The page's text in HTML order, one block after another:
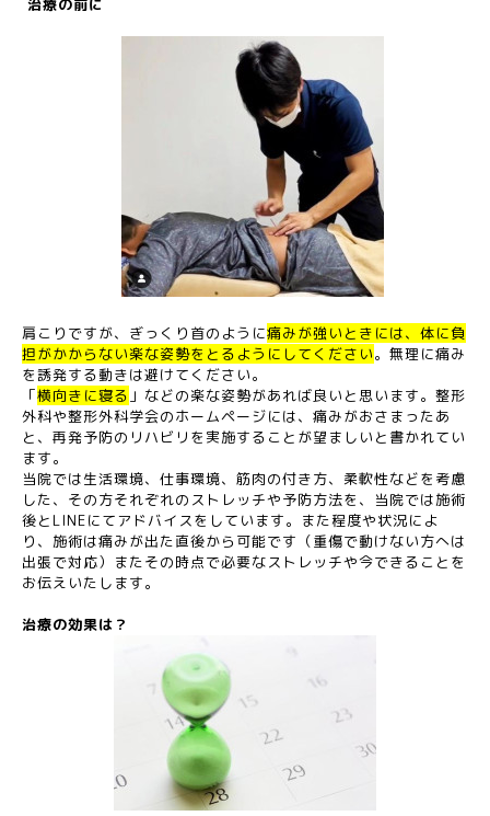
治療の前に
肩こりですが、ぎっくり首のように痛みが強いときには、体に負
担がかからない楽な姿勢をとるようにしてください。無理に痛み
を誘発する動きは避けてください。
「横向きに寝る 」などの楽な姿勢があれば良いと思います。整形
外科や整形外科学会のホームページには、痛みがおさまったあ
と、再発予防のリハビリを実施することが望ましいと書かれてい
ます。
当院では生活環境、仕事環境、筋肉の付き方、柔軟性などを考慮
した、その方それぞれのストレッチや予防方法を、当院では施術
後とLINEにてアドバイスをしています。また程度や状況によ
り、施術は痛みが出た直後から可能です（重傷で動けない方へは
出張で対応）またその時点で必要なストレッチや今できることを
お伝えいたします。
治療の効果は？